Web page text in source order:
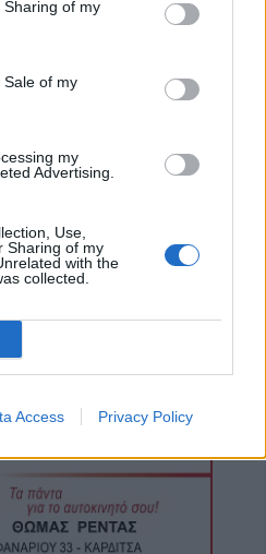
of my
of my
my
Advertising.
Use,
Sharing of my
with the
collected.
Access Privacy Policy
η κηδεία του
του ν. Καρδίτσας και
αισθήσεις του
σε οικισμό της
των καταναλωτών
ηλίθιοι"
παιδί σε πισίνα beach